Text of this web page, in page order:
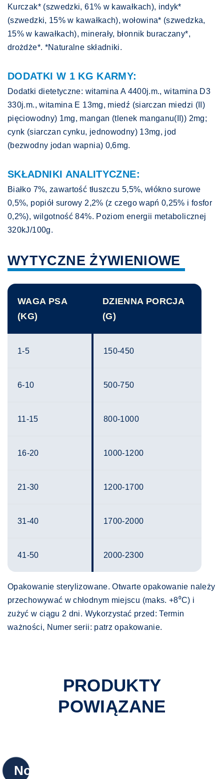
Kurczak* (szwedzki, 61% w kawałkach), indyk*
(szwedzki, 15% w kawałkach), wołowina* (szwedzka,
15% w kawałkach), minerały, błonnik buraczany*,
drożdże*. *Naturalne składniki.
DODATKI W 1 KG KARMY:
Dodatki dietetyczne: witamina A 4400j.m., witamina D3
330j.m., witamina E 13mg, miedź (siarczan miedzi (II)
pięciowodny) 1mg, mangan (tlenek manganu(II)) 2mg;
cynk (siarczan cynku, jednowodny) 13mg, jod
(bezwodny jodan wapnia) 0,6mg.
SKŁADNIKI ANALITYCZNE:
Białko 7%, zawartość tłuszczu 5,5%, włókno surowe
0,5%, popiół surowy 2,2% (z czego wapń 0,25% i fosfor
0,2%), wilgotność 84%. Poziom energii metabolicznej
320kJ/100g.
WYTYCZNE ŻYWIENIOWE
WAGA PSA
(KG)
DZIENNA PORCJA
(G)
1-5 150-450
6-10 500-750
11-15 800-1000
16-20 1000-1200
21-30 1200-1700
31-40 1700-2000
41-50 2000-2300
Opakowanie sterylizowane. Otwarte opakowanie należy
przechowywać w chłodnym miejscu (maks. +8⁰C) i
zużyć w ciągu 2 dni. Wykorzystać przed: Termin
ważności, Numer serii: patrz opakowanie.
PRODUKTY
POWIĄZANE
Nowy